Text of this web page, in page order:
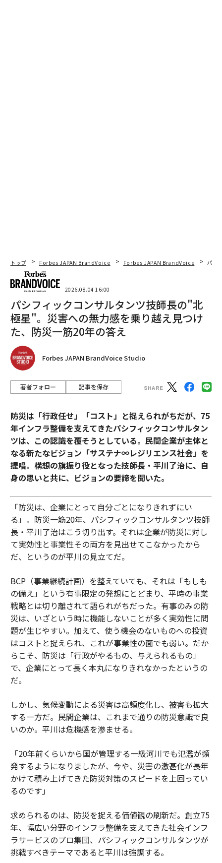
トップ Forbes JAPAN BrandVoice Forbes JAPAN BrandVoice パシ
2026.08.04 16:00
パシフィックコンサルタンツ技師長の"北
極星"。災害への無力感を乗り越え見つけ
た、防災一筋20年の答え
Forbes JAPAN BrandVoice Studio
著者フォロー 記事を保存
防災は「行政任せ」「コスト」と捉えられがちだが、75
年インフラ整備を支えてきたパシフィックコンサルタン
ツは、この認識を覆そうとしている。民間企業が主体と
なる新たなビジョン「サステナ∞レジリエンス社会」を
提唱。構想の旗振り役となった技師長・平川了治に、自
身の思いと共に、ビジョンの要諦を聞いた。
「防災は、企業にとって自分ごとになりきれずにい
る」。防災一筋20年、パシフィックコンサルタンツ技師
長・平川了治はこう切り出す。それは企業が防災に対し
て実効性と事業性その両方を見出せてこなかったから
だ、というのが平川の見立てだ。
BCP（事業継続計画）を整えていても、それは「もしも
の備え」という有事限定の発想にとどまり、平時の事業
戦略とは切り離されて語られがちだった。有事のみの防
災は、いざという時に機能しないことが多く実効性に問
題が生じやすい。加えて、使う機会のないものへの投資
はコストと捉えられ、これが事業性の面でも弱い。だか
らこそ、防災は「行政がやるもの、与えられるもの」
で、企業にとって長く本丸になりきれなかったというの
だ。
しかし、気候変動による災害は高頻度化し、被害も拡大
する一方だ。民間企業は、これまで通りの防災意識で良
いのか。平川は危機感を滲ませる。
「20年前くらいから国が管理する一級河川でも氾濫が頻
発するようになりましたが、今や、災害の激甚化が長年
かけて積み上げてきた防災対策のスピードを上回ってい
るのです」
求められるのは、防災を捉える価値観の刷新だ。創立75
年、幅広い分野のインフラ整備を支えてきた社会インフ
ラサービスのプロ集団、パシフィックコンサルタンツが
挑戦すべきテーマであると平川は強調する。